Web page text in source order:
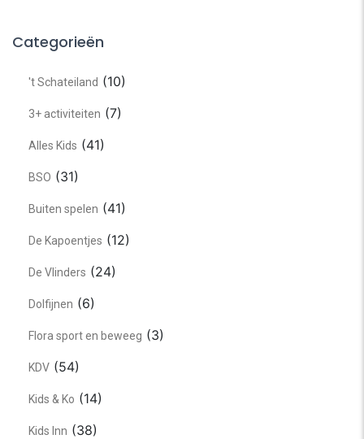
Categorieën
't Schateiland (10)
3+ activiteiten (7)
Alles Kids (41)
BSO (31)
Buiten spelen (41)
De Kapoentjes (12)
De Vlinders (24)
Dolfijnen (6)
Flora sport en beweeg (3)
KDV (54)
Kids & Ko (14)
Kids Inn (38)